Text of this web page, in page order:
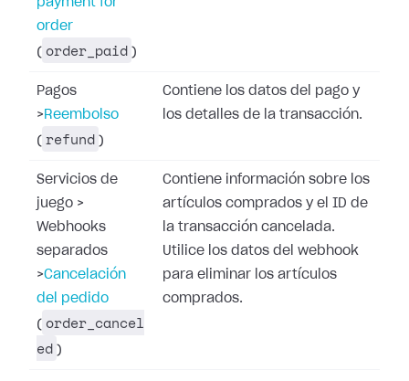
payment for
order
( order_paid )
Pagos
> Reembolso
( refund )
Contiene los datos del pago y
los detalles de la transacción.
Servicios de
juego >
Webhooks
separados
>Cancelación
del pedido
( order_cancel
ed )
Contiene información sobre los
artículos comprados y el ID de
la transacción cancelada.
Utilice los datos del webhook
para eliminar los artículos
comprados.